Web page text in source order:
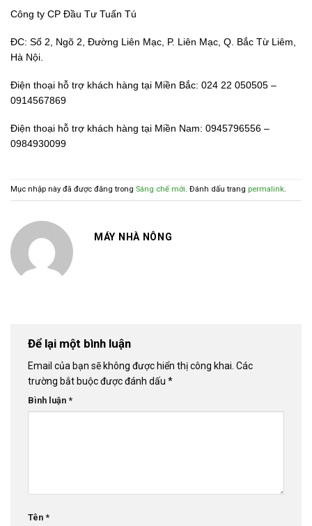
Công ty CP Đầu Tư Tuấn Tú
ĐC: Số 2, Ngõ 2, Đường Liên Mạc, P. Liên Mạc, Q. Bắc Từ Liêm,
Hà Nội.
Điện thoại hỗ trợ khách hàng tại Miền Bắc: 024 22 050505 –
0914567869
Điện thoại hỗ trợ khách hàng tại Miền Nam: 0945796556 –
0984930099
Mục nhập này đã được đăng trong Sáng chế mới. Đánh dấu trang permalink.
MÁY NHÀ NÔNG
Để lại một bình luận
Email của bạn sẽ không được hiển thị công khai. Các
trường bắt buộc được đánh dấu *
Bình luận *
Tên *